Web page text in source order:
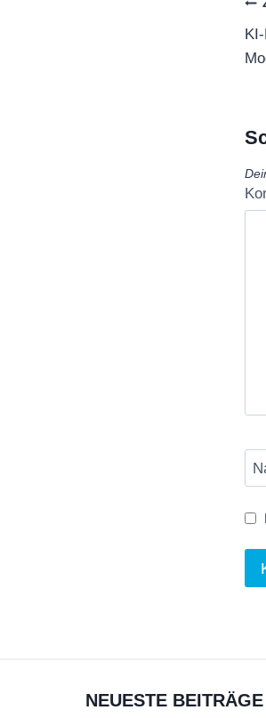
NEUESTE BEITRÄGE